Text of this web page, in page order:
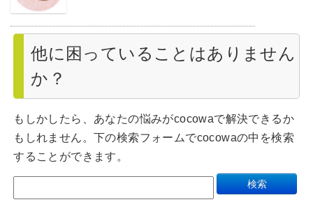
他に困っていることはありません
か？
もしかしたら、あなたの悩みがcocowaで解決できるか
もしれません。下の検索フォームでcocowaの中を検索
することができます。